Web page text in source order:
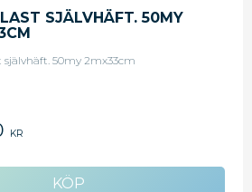
SJÄLVHÄFT. 50MY
självhäft. 50my 2mx33cm
KR